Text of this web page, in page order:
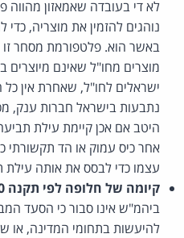
לא די בעובדה שאמאזון
נוהגים להזמין את מוצריה,
באשר הוא. פלטפורמת מסחר
מוצרים מחו"ל שאינם מיוצרים
ישראלים לחו"ל, שאחרת אין כל
נתבעות בישראל חברות ענק,
היטב אם אכן קיימת עילת
אחר כיס עמוק או הד תקשורתי
עצמו כדי לבסס את אותה עילת
קיומה של חלופה לפי תקנה 500
ביהמ"ש אינו סבור כי הסעד
להיעשות בתחומי המדינה, או